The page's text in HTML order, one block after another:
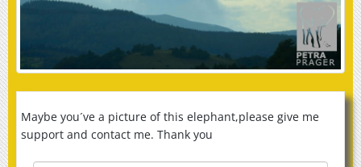
Maybe you´ve a picture of this elephant,please give me
support and contact me. Thank you